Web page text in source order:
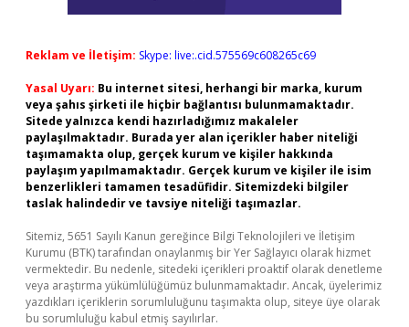
Reklam ve İletişim: Skype: live:.cid.575569c608265c69
Yasal Uyarı: Bu internet sitesi, herhangi bir marka, kurum
veya şahıs şirketi ile hiçbir bağlantısı bulunmamaktadır.
Sitede yalnızca kendi hazırladığımız makaleler
paylaşılmaktadır. Burada yer alan içerikler haber niteliği
taşımamakta olup, gerçek kurum ve kişiler hakkında
paylaşım yapılmamaktadır. Gerçek kurum ve kişiler ile isim
benzerlikleri tamamen tesadüfidir. Sitemizdeki bilgiler
taslak halindedir ve tavsiye niteliği taşımazlar.
Sitemiz, 5651 Sayılı Kanun gereğince Bilgi Teknolojileri ve İletişim
Kurumu (BTK) tarafından onaylanmış bir Yer Sağlayıcı olarak hizmet
vermektedir. Bu nedenle, sitedeki içerikleri proaktif olarak denetleme
veya araştırma yükümlülüğümüz bulunmamaktadır. Ancak, üyelerimiz
yazdıkları içeriklerin sorumluluğunu taşımakta olup, siteye üye olarak
bu sorumluluğu kabul etmiş sayılırlar.